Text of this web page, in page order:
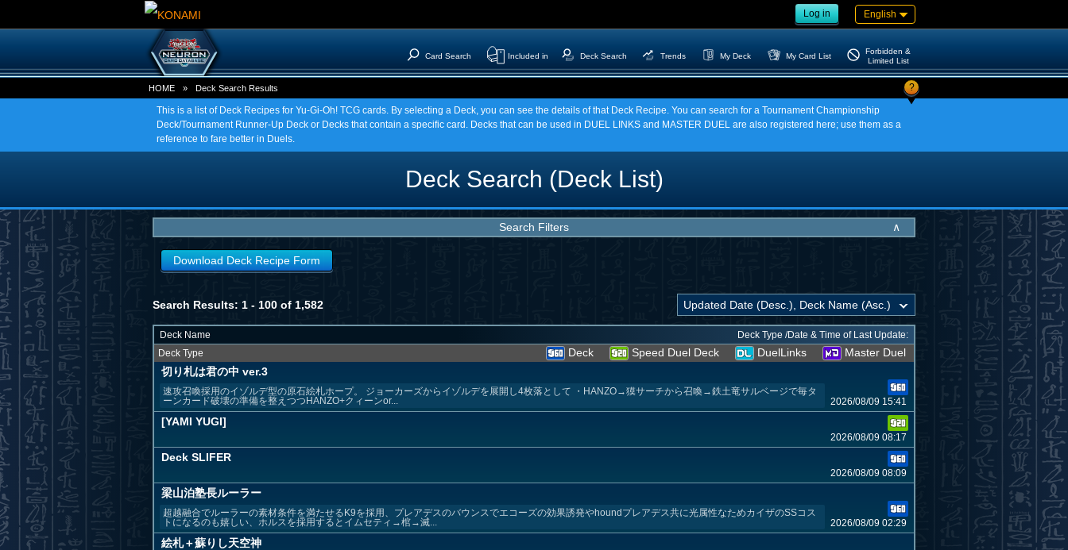
Log in English
Card Search Included in Deck Search Trends My Deck My Card List
Forbidden &
Limited List
HOME » Deck Search Results ?
This is a list of Deck Recipes for Yu-Gi-Oh! TCG cards. By selecting a Deck, you can see the details of that Deck Recipe. You can search for a Tournament Championship
Deck/Tournament Runner-Up Deck or Decks that contain a specific card. Decks that can be used in DUEL LINKS and MASTER DUEL are also registered here; use them as a
reference to fare better in Duels.
Deck Search (Deck List)
Search Filters ∧
Download Deck Recipe Form
Search Results: 1 - 100 of 1,582
Deck Name
Deck Type /Date & Time of Last Update:
Deck Type
Deck Speed Duel Deck DuelLinks
Master Duel
切り札は君の中 ver.3
速攻召喚採用のイゾルデ型の原石絵札ホープ。 ジョーカーズからイゾルデを展開し4枚落として ・HANZO→獏サーチから召喚→鉄土竜サルベージで毎タ
ーンカード破壊の準備を整えつつHANZO+クィーンor...
2026/08/09 15:41
[YAMI YUGI]
2026/08/09 08:17
Deck SLIFER
2026/08/09 08:09
梁山泊塾長ルーラー
超越融合でルーラーの素材条件を満たせるK9を採用、プレアデスのバウンスでエコーズの効果誘発やhoundプレアデス共に光属性なためカイザのSSコス
トになるのも嬉しい、ホルスを採用するとイムセティ→棺→滅...
2026/08/09 02:29
絵札＋蘇りし天空神